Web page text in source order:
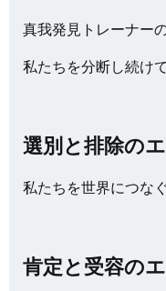
真我発見トレーナー
私たちを分断し続け
選別と排除の
私たちを世界につな
肯定と受容の